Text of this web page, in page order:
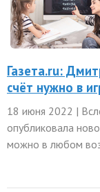
Газета.ru:
счёт нужно в
18 июня 2022 |
опубликовала
можно в любом